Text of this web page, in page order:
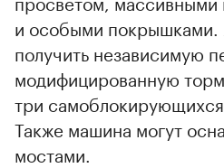
и особыми покрышками.
получить независимую
модифицированную
три
Также машина могут
мостами.